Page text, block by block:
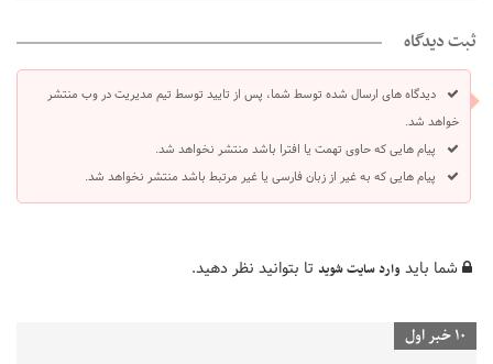
ثبت دیدگاه
دیدگاه های ارسال شده توسط شما، پس از تایید توسط تیم مدیریت در وب منتشر
خواهد شد.
پیام هایی که حاوی تهمت یا افترا باشد منتشر نخواهد شد.
پیام هایی که به غیر از زبان فارسی یا غیر مرتبط باشد منتشر نخواهد شد.
شما باید وارد سایت شوید تا بتوانید نظر دهید.
10 خبر اول